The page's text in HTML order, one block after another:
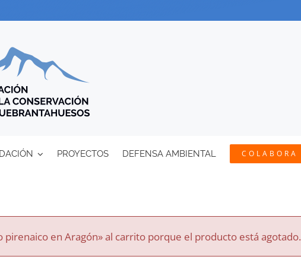
PROYECTOS DEFENSA AMBIENTAL COLABORA
pirenaico en Aragón» al carrito porque el producto está agotado.